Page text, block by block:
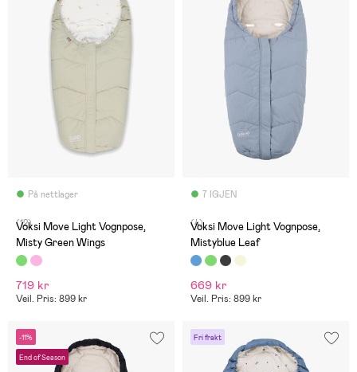
På nettlager
(12)
Voksi Move Light Vognpose,
Misty Green Wings
719 kr
Veil. Pris: 899 kr
7 IGJEN
(4)
Voksi Move Light Vognpose,
Mistyblue Leaf
669 kr
Veil. Pris: 899 kr
-11%
End of Season
Fri frakt